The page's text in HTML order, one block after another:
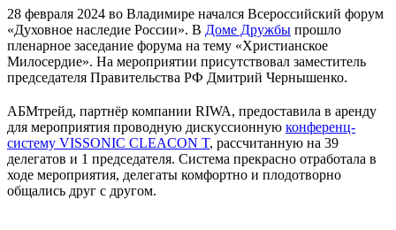
28 февраля 2024 во Владимире начался Всероссийский форум
«Духовное наследие России». В Доме Дружбы прошло
пленарное заседание форума на тему «Христианское
Милосердие». На мероприятии присутствовал заместитель
председателя Правительства РФ Дмитрий Чернышенко.
АБМтрейд, партнёр компании RIWA, предоставила в аренду
для мероприятия проводную дискуссионную конференц-
систему VISSONIC CLEACON T, рассчитанную на 39
делегатов и 1 председателя. Система прекрасно отработала в
ходе мероприятия, делегаты комфортно и плодотворно
общались друг с другом.